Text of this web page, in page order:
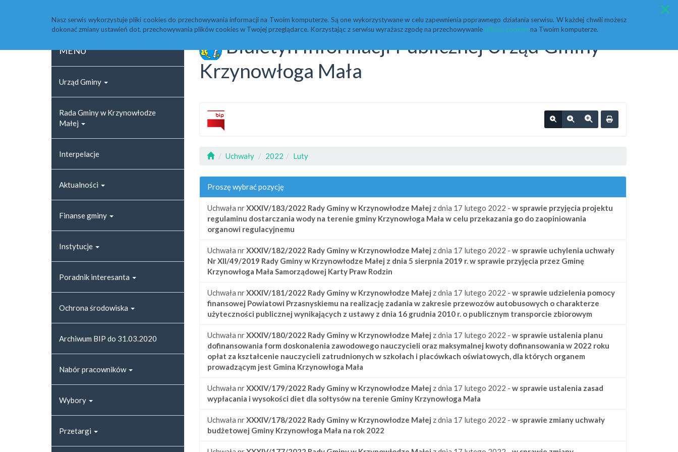
Nasz serwis wykorzystuje pliki cookies do przechowywania informacji na Twoim komputerze. Są one wykorzystywane w celu zapewnienia poprawnego działania serwisu. W każdej chwili możesz
dokonać zmiany ustawień dot. przechowywania plików cookies w Twojej przeglądarce. Korzystając z serwisu wyrażasz zgodę na przechowywanie plików cookiesna Twoim komputerze.
MENU
Urząd Gminy
Rada Gminy w Krzynowłodze
Małej
Interpelacje
Aktualności
Finanse gminy
Instytucje
Poradnik interesanta
Ochrona środowiska
Archiwum BIP do 31.03.2020
Nabór pracowników
Wybory
Przetargi
Biuletyn Informacji Publicznej Urząd Gminy
Krzynowłoga Mała
Uchwały 2022 Luty
Proszę wybrać pozycję
Uchwała nrXXXIV/183/2022 Rady Gminy w Krzynowłodze Małej z dnia 17 lutego 2022 - w sprawie przyjęcia projektu
regulaminu dostarczania wody na terenie gminy Krzynowłoga Mała w celu przekazania go do zaopiniowania
organowi regulacyjnemu
Uchwała nrXXXIV/182/2022 Rady Gminy w Krzynowłodze Małej z dnia 17 lutego 2022 - w sprawie uchylenia uchwały
Nr XII/49/2019 Rady Gminy w Krzynowłodze Małej z dnia 5 sierpnia 2019 r. w sprawie przyjęcia przez Gminę
Krzynowłoga Mała Samorządowej Karty Praw Rodzin
Uchwała nrXXXIV/181/2022 Rady Gminy w Krzynowłodze Małej z dnia 17 lutego 2022 - w sprawie udzielenia pomocy
finansowej Powiatowi Przasnyskiemu na realizację zadania w zakresie przewozów autobusowych o charakterze
użyteczności publicznej wynikających z ustawy z dnia 16 grudnia 2010 r. o publicznym transporcie zbiorowym
Uchwała nrXXXIV/180/2022 Rady Gminy w Krzynowłodze Małej z dnia 17 lutego 2022 - w sprawie ustalenia planu
dofinansowania form doskonalenia zawodowego nauczycieli oraz maksymalnej kwoty dofinansowania w 2022 roku
opłat za kształcenie nauczycieli zatrudnionych w szkołach i placówkach oświatowych, dla których organem
prowadzącym jest Gmina Krzynowłoga Mała
Uchwała nrXXXIV/179/2022 Rady Gminy w Krzynowłodze Małej z dnia 17 lutego 2022 - w sprawie ustalenia zasad
wypłacania i wysokości diet dla sołtysów na terenie Gminy Krzynowłoga Mała
Uchwała nrXXXIV/178/2022 Rady Gminy w Krzynowłodze Małej z dnia 17 lutego 2022 - w sprawie zmiany uchwały
budżetowej Gminy Krzynowłoga Mała na rok 2022